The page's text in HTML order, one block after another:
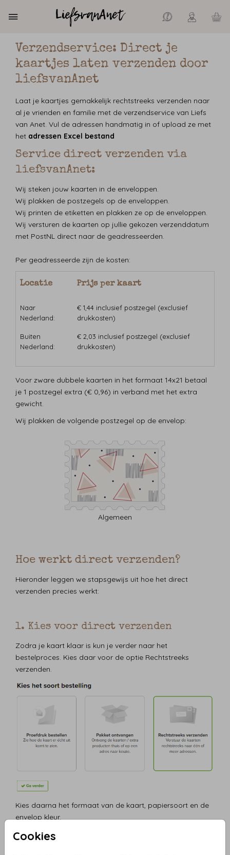
Cookies
Verzendservice: Direct je
kaartjes laten verzenden door
liefsvanAnet
Laat je kaartjes gemakkelijk rechtstreeks verzenden naar
al je vrienden en familie met de verzendservice van Liefs
van Anet. Vul de adressen handmatig in of upload ze met
het adressen Excel bestand
Service direct verzenden via
liefsvanAnet:
Wij steken jouw kaarten in de enveloppen.
Wij plakken de postzegels op de enveloppen.
Wij printen de etiketten en plakken ze op de enveloppen.
Wij versturen de kaarten op jullie gekozen verzenddatum
met PostNL direct naar de geadresseerden.
Per geadresseerde zijn de kosten:
Locatie Prijs per kaart
Naar
Nederland:
€ 1,44 inclusief postzegel (exclusief
drukkosten)
Buiten
Nederland:
€ 2,03 inclusief postzegel (exclusief
drukkosten)
Voor zware dubbele kaarten in het formaat 14x21 betaal
je 1 postzegel extra (€ 0,96) in verband met het extra
gewicht.
Wij plakken de volgende postzegel op de envelop:
Algemeen
Hoe werkt direct verzenden?
Hieronder leggen we stapsgewijs uit hoe het direct
verzenden precies werkt:
1. Kies voor direct verzenden
Zodra je kaart klaar is kun je verder naar het
bestelproces. Kies daar voor de optie Rechtstreeks
verzenden.
Kies daarna het formaat van de kaart, papiersoort en de
envelop kleur.